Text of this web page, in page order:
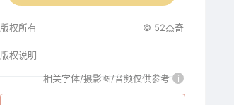
版权所有 © 52杰奇
版权说明
相关字体/摄影图/音频仅供参考 i